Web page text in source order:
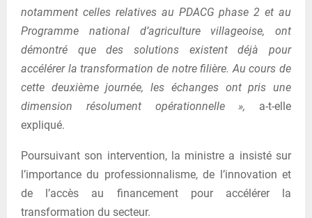
notamment celles relatives au PDACG phase 2 et au
Programme national d’agriculture villageoise, ont
démontré que des solutions existent déjà pour
accélérer la transformation de notre filière. Au cours de
cette deuxième journée, les échanges ont pris une
dimension résolument opérationnelle », a-t-elle
expliqué.
Poursuivant son intervention, la ministre a insisté sur
l’importance du professionnalisme, de l’innovation et
de l’accès au financement pour accélérer la
transformation du secteur.